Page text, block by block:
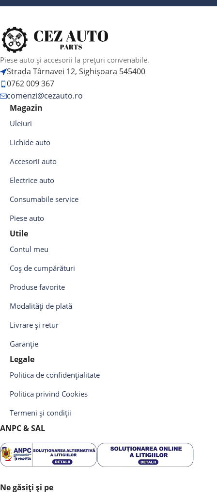
Piese auto și accesorii la prețuri convenabile.
Strada Târnavei 12, Sighișoara 545400
0762 009 367
comenzi@cezauto.ro
Magazin
Uleiuri
Lichide auto
Accesorii auto
Electrice auto
Consumabile service
Piese auto
Utile
Contul meu
Coș de cumpărături
Produse favorite
Modalități de plată
Livrare și retur
Garanție
Legale
Politica de confidențialitate
Politica privind Cookies
Termeni și condiții
ANPC & SAL
Ne găsiți și pe